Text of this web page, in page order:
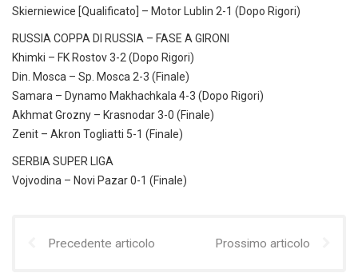
Skierniewice [Qualificato] – Motor Lublin 2-1 (Dopo Rigori)
RUSSIA COPPA DI RUSSIA – FASE A GIRONI
Khimki – FK Rostov 3-2 (Dopo Rigori)
Din. Mosca – Sp. Mosca 2-3 (Finale)
Samara – Dynamo Makhachkala 4-3 (Dopo Rigori)
Akhmat Grozny – Krasnodar 3-0 (Finale)
Zenit – Akron Togliatti 5-1 (Finale)
SERBIA SUPER LIGA
Vojvodina – Novi Pazar 0-1 (Finale)
Precedente articolo Prossimo articolo